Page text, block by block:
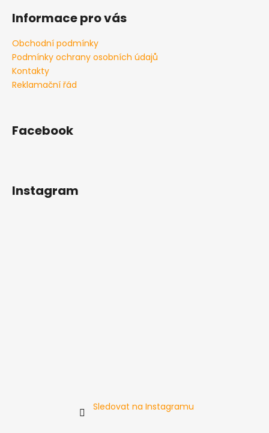
Informace pro vás
Obchodní podmínky
Podmínky ochrany osobních údajů
Kontakty
Reklamační řád
Facebook
Instagram
Sledovat na Instagramu